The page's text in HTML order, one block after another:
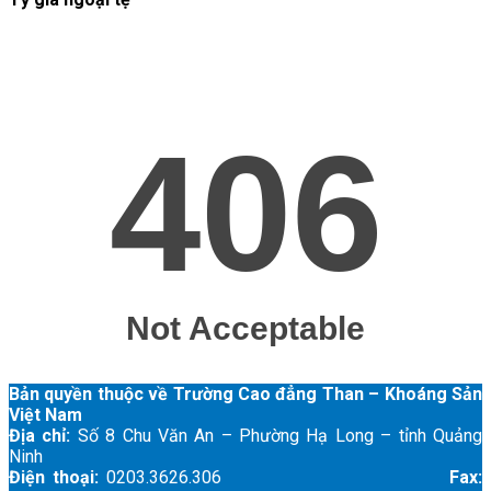
Bản quyền thuộc về Trường Cao đẳng Than – Khoáng Sản
Việt Nam
Địa chỉ: Số 8 Chu Văn An – Phường Hạ Long – tỉnh Quảng
Ninh
Điện thoại: 0203.3626.306
Fax: